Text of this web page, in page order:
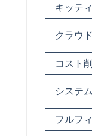
キッテ
クラウ
コスト
システ
フルフ